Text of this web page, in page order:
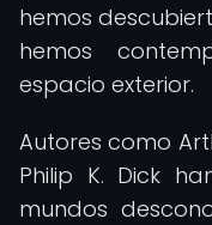
hemos
hemos
espacio exterior.
Autores como
Philip K. Dick
mundos